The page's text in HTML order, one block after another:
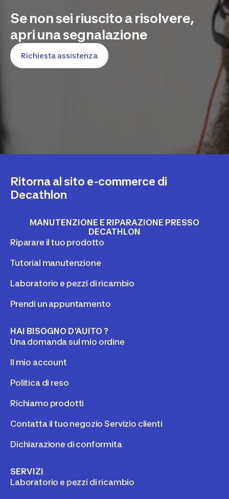
Se non sei riuscito a risolvere,
apri una segnalazione
Richiesta assistenza
Ritorna al sito e-commerce di
Decathlon
MANUTENZIONE E RIPARAZIONE PRESSO
DECATHLON
Riparare il tuo prodotto
Tutorial manutenzione
Laboratorio e pezzi di ricambio
Prendi un appuntamento
HAI BISOGNO D'AUITO ?
Una domanda sul mio ordine
Il mio account
Politica di reso
Richiamo prodotti
Contatta il tuo negozio Servizio clienti
Dichiarazione di conformita
SERVIZI
Laboratorio e pezzi di ricambio